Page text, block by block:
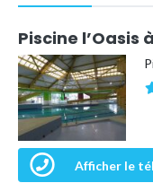
Piscine l’Oasis
Afficher le